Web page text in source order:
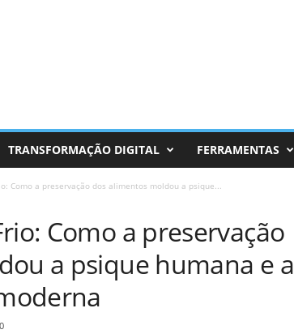
TRANSFORMAÇÃO DIGITAL FERRAMENTAS
Como a preservação dos alimentos moldou a psique...
Como a preservação
a psique humana e a
0